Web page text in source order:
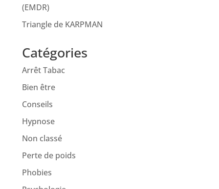
(EMDR)
Triangle de KARPMAN
Catégories
Arrêt Tabac
Bien être
Conseils
Hypnose
Non classé
Perte de poids
Phobies